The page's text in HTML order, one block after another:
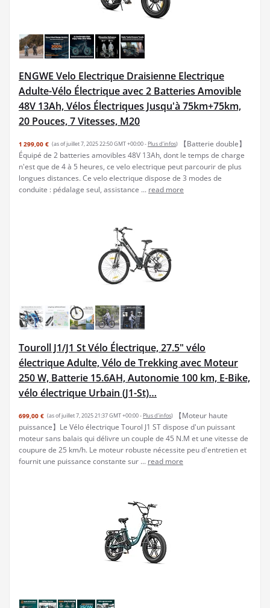
ENGWE Velo Electrique Draisienne Electrique
Adulte-Vélo Électrique avec 2 Batteries Amovible
48V 13Ah, Vélos Électriques Jusqu'à 75km+75km,
20 Pouces, 7 Vitesses, M20
1 299,00 € (as of juillet 7, 2025 22:50 GMT +00:00 - Plus d’infos)
【Batterie double】
Équipé de 2 batteries amovibles 48V 13Ah, dont le temps de charge
n'est que de 4 à 5 heures, ce velo electrique peut parcourir de plus
longues distances. Ce velo electrique dispose de 3 modes de
conduite : pédalage seul, assistance ... read more
Touroll J1/J1 St Vélo Électrique, 27.5" vélo
électrique Adulte, Vélo de Trekking avec Moteur
250 W, Batterie 15.6AH, Autonomie 100 km, E-Bike,
vélo électrique Urbain (J1-St)…
699,00 € (as of juillet 7, 2025 21:37 GMT +00:00 - Plus d’infos)
【Moteur haute
puissance】Le Vélo électrique Tourol J1 ST dispose d'un puissant
moteur sans balais qui délivre un couple de 45 N.M et une vitesse de
coupure de 25 km/h. Le moteur robuste nécessite peu d'entretien et
fournit une puissance constante sur ... read more